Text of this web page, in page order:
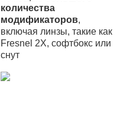
количества
модификаторов,
включая линзы, такие как
Fresnel 2X, софтбокс или
снут